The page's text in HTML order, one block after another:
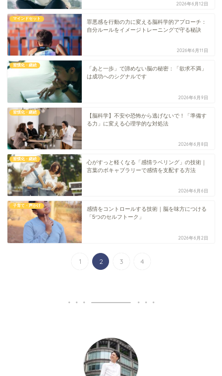
2026年6月12日
マインドセット
罪悪感を行動の力に変える脳科学的アプローチ：
自分ルールをイメージトレーニングで守る秘訣
2026年6月11日
習慣化・継続
「あと一歩」で諦めない脳の秘密：「欲求不満」
は成功へのシグナルです
2026年6月9日
習慣化・継続
【脳科学】不安や恐怖から逃げないで！「準備す
る力」に変える心理学的な対処法
2026年6月8日
習慣化・継続
心がすっと軽くなる「感情ラベリング」の技術｜
言葉のボキャブラリーで感情を支配する方法
2026年6月6日
子育て・声かけ
感情をコントロールする技術｜脳を味方につける
「5つのセルフトーク」
2026年6月2日
1 2 3 4